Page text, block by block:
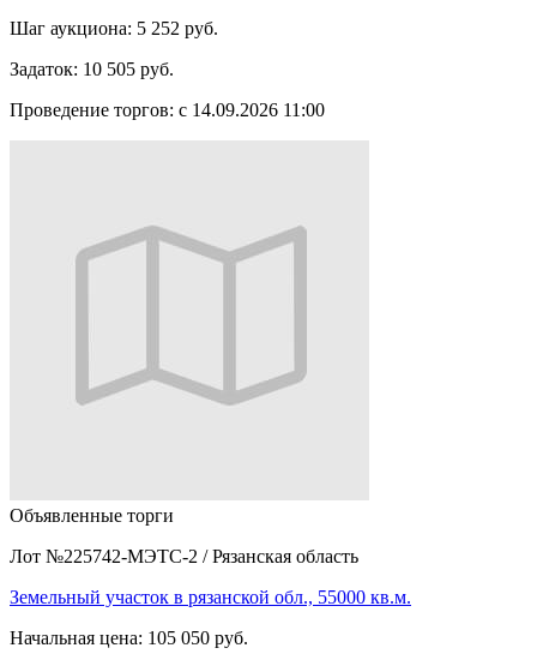
Шаг аукциона: 5 252 руб.
Задаток: 10 505 руб.
Проведение торгов: с 14.09.2026 11:00
Объявленные торги
Лот №225742-МЭТС-2 / Рязанская область
Земельный участок в рязанской обл., 55000 кв.м.
Начальная цена: 105 050 руб.